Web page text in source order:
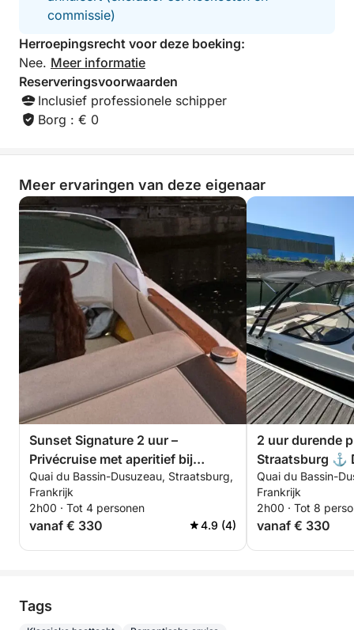
commissie)
Herroepingsrecht voor deze boeking:
Nee. Meer informatie
Reserveringsvoorwaarden
Inclusief professionele schipper
Borg : € 0
Meer ervaringen van deze eigenaar
Sunset Signature 2 uur –
Privécruise met aperitief bij
zonsondergang en foto's
(Picasso)
Quai du Bassin-Dusuzeau, Straatsburg,
Frankrijk
2h00 · Tot 4 personen
vanaf € 330 4.9 (4)
2 uur durende
Straatsburg ⚓
Premium
Quai du Bassin-
Frankrijk
2h00 · Tot 8
vanaf € 330
Tags